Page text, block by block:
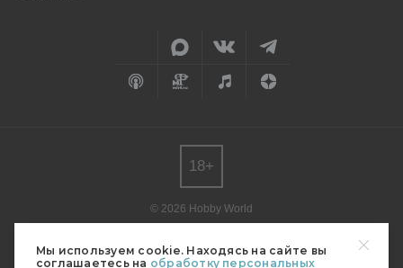
Мы используем cookie. Находясь на сайте вы
соглашаетесь на обработку персональных
© 2026 Hobby World
редакции.
Мнение авторов может не совпадать с мнением редакции.
18+